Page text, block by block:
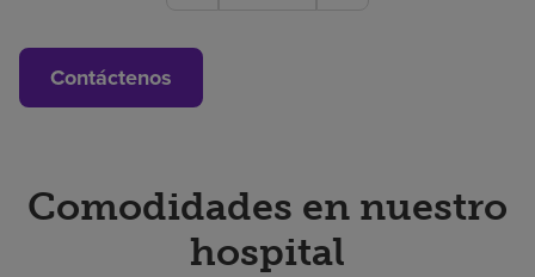
Contáctenos
Comodidades en nuestro
hospital